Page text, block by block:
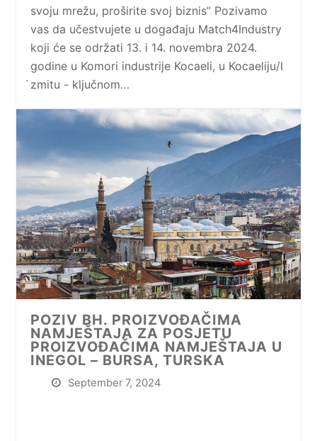
svoju mrežu, proširite svoj biznis” Pozivamo
vas da učestvujete u događaju Match4Industry
koji će se održati 13. i 14. novembra 2024.
godine u Komori industrije Kocaeli, u Kocaeliju/I
̇zmitu - ključnom…
POZIV BH. PROIZVOĐAČIMA
NAMJEŠTAJA ZA POSJETU
PROIZVOĐAČIMA NAMJEŠTAJA U
INEGOL – BURSA, TURSKA
September 7, 2024